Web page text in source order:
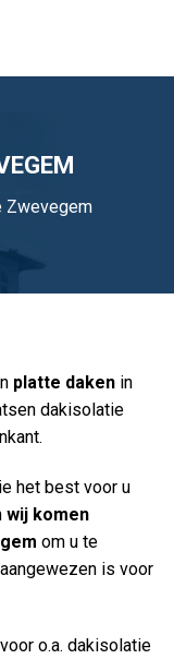
platte daken in
dakisolatie
het best voor u
wij komen
om u te
is voor
o.a. dakisolatie